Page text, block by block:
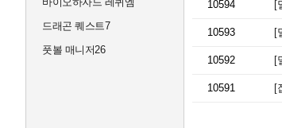
드래곤 퀘스트7
풋볼 매니저26
10594 [
10593 [
10592 [
10591 [